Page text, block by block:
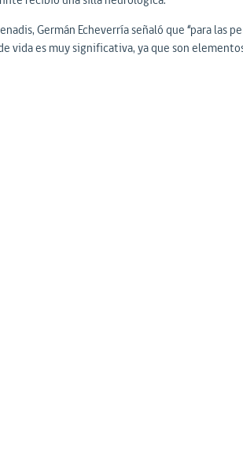
Germán Echeverría señaló que “para las
vida es muy significativa, ya que son